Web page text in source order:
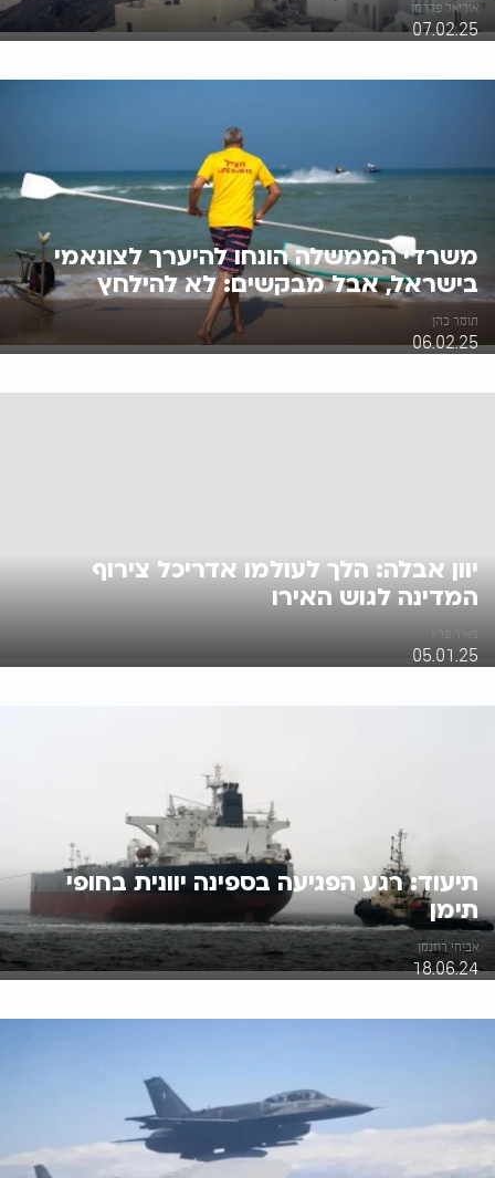
אוריאל פדרמן
07.02.25
משרדי הממשלה הונחו להיערך לצונאמי
בישראל, אבל מבקשים: לא להילחץ
תומר כהן
06.02.25
יוון אבלה: הלך לעולמו אדריכל צירוף
המדינה לגוש האירו
מאיר פרץ
05.01.25
תיעוד: רגע הפגיעה בספינה יוונית בחופי
תימן
אביחי רוזנמן
18.06.24